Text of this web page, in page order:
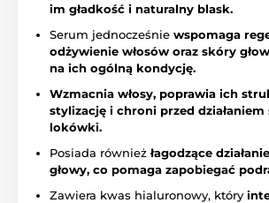
im gładkość i naturalny blask.
Serum jednocześnie wspomaga
odżywienie włosów oraz skóry
na ich ogólną kondycję.
Wzmacnia włosy, poprawia ich
stylizację i chroni przed
lokówki.
Posiada również łagodzące
głowy, co pomaga zapobiegać
Zawiera kwas hialuronowy, który